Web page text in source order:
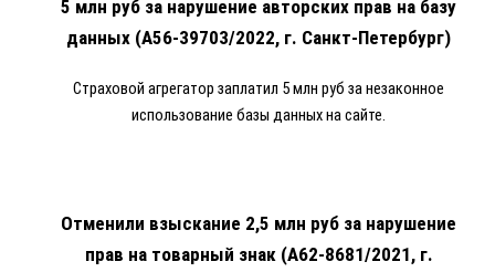
5 млн руб за нарушение авторских прав на базу
данных (А56-39703/2022, г. Санкт-Петербург)
Страховой агрегатор заплатил 5 млн руб за незаконное
использование базы данных на сайте.
Отменили взыскание 2,5 млн руб за нарушение
прав на товарный знак (А62-8681/2021, г.